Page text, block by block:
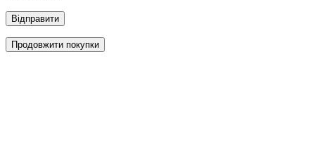
Відправити
Продовжити покупки